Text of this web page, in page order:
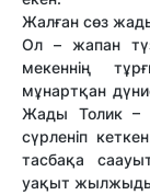
Жалған сөз
Ол – жапан
мекеннің
мұнартқан
Жады Толик –
сүрленіп
тасбақа
уақыт